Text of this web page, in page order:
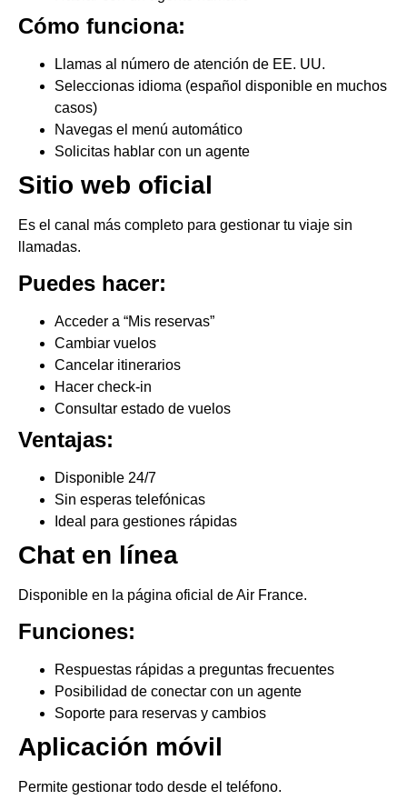
Cómo funciona:
Llamas al número de atención de EE. UU.
Seleccionas idioma (español disponible en muchos
casos)
Navegas el menú automático
Solicitas hablar con un agente
Sitio web oficial
Es el canal más completo para gestionar tu viaje sin
llamadas.
Puedes hacer:
Acceder a “Mis reservas”
Cambiar vuelos
Cancelar itinerarios
Hacer check-in
Consultar estado de vuelos
Ventajas:
Disponible 24/7
Sin esperas telefónicas
Ideal para gestiones rápidas
Chat en línea
Disponible en la página oficial de Air France.
Funciones:
Respuestas rápidas a preguntas frecuentes
Posibilidad de conectar con un agente
Soporte para reservas y cambios
Aplicación móvil
Permite gestionar todo desde el teléfono.